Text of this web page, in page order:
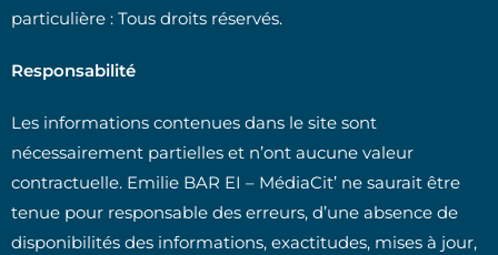
particulière : Tous droits réservés.
Responsabilité
Les informations contenues dans le site sont
nécessairement partielles et n’ont aucune valeur
contractuelle. Emilie BAR EI – MédiaCit’ ne saurait être
tenue pour responsable des erreurs, d’une absence de
disponibilités des informations, exactitudes, mises à jour,